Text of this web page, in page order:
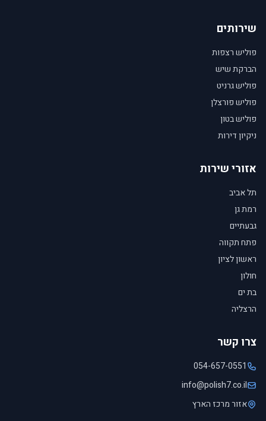
שירותים
פוליש רצפות
הברקת שיש
פוליש גרניט
פוליש פורצלן
פוליש בטון
ניקיון דירות
אזורי שירות
תל אביב
רמת גן
גבעתיים
פתח תקווה
ראשון לציון
חולון
בת ים
הרצליה
צרו קשר
054-657-0551
info@polish7.co.il
אזור מרכז הארץ